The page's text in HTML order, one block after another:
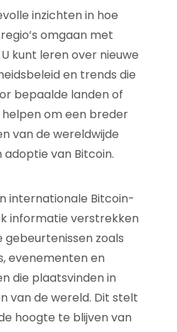
inzichten in hoe
omgaan met
kunt leren over nieuwe
en trends die
bepaalde landen of
helpen om een breder
van de wereldwijde
van Bitcoin.
internationale Bitcoin-
informatie verstrekken
zoals
evenementen en
die plaatsvinden in
van de wereld. Dit stelt
hoogte te blijven van